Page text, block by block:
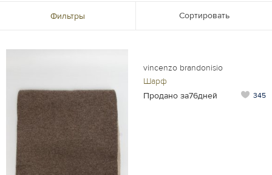
Фильтры Сортировать
vincenzo brandonisio
Шарф
Продано за76дней
345